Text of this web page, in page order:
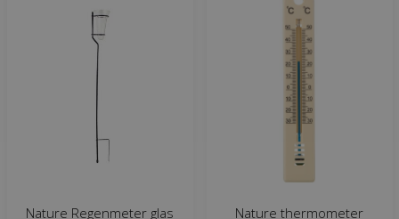
Nature Regenmeter glas Nature thermometer